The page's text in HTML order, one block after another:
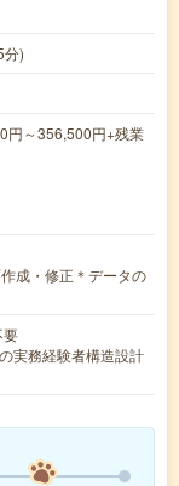
)
～356,500円+残業
成・修正＊データの
要
実務経験者構造設計